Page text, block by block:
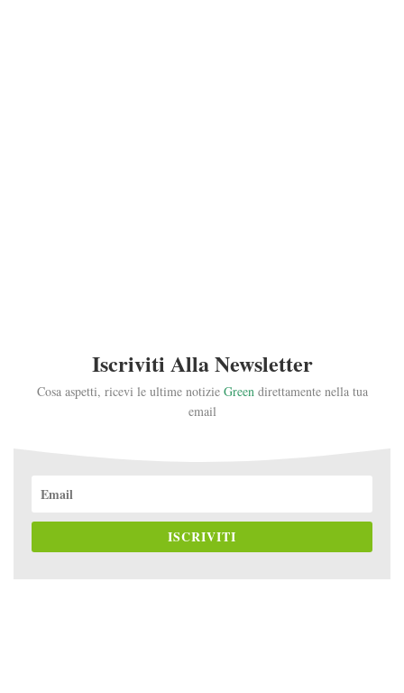
Iscriviti Alla Newsletter
Cosa aspetti, ricevi le ultime notizie Greendirettamente nella tua
email
ISCRIVITI